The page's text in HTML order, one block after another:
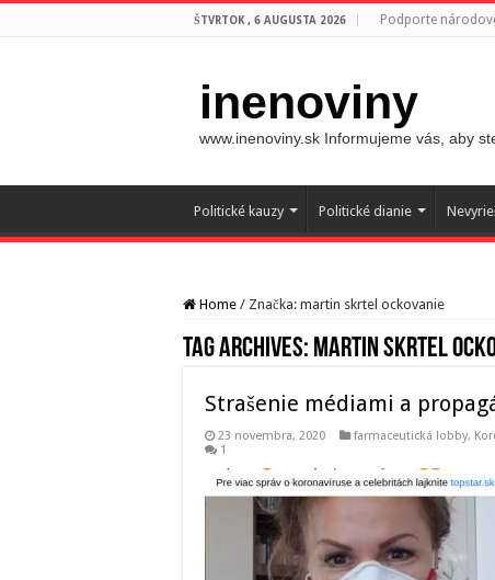
ŠTVRTOK , 6 AUGUSTA 2026 Podporte
inenoviny
www.inenoviny.sk Informujeme vás, aby
Politické kauzy Politické dianie
Home / Značka: martin skrtel ockovanie
Tag Archives: martin skrtel
Strašenie médiami a
23 novembra, 2020 farmaceutická lobby,
1